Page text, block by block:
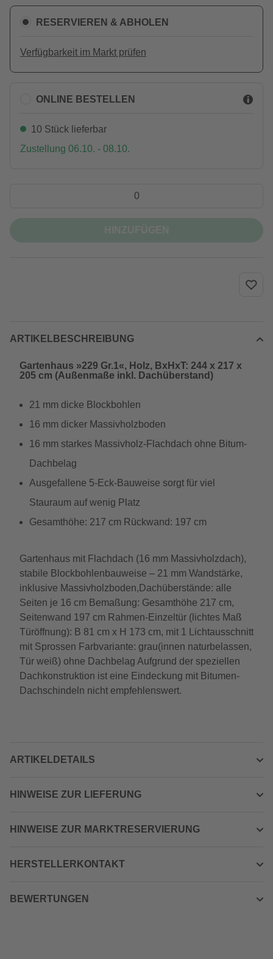
RESERVIEREN & ABHOLEN
Verfügbarkeit im Markt prüfen
ONLINE BESTELLEN
10 Stück lieferbar
Zustellung 06.10. - 08.10.
ARTIKELBESCHREIBUNG
Gartenhaus »229 Gr.1«, Holz, BxHxT: 244 x 217 x
205 cm (Außenmaße inkl. Dachüberstand)
21 mm dicke Blockbohlen
16 mm dicker Massivholzboden
16 mm starkes Massivholz-Flachdach ohne Bitum-
Dachbelag
Ausgefallene 5-Eck-Bauweise sorgt für viel
Stauraum auf wenig Platz
Gesamthöhe: 217 cm Rückwand: 197 cm
Gartenhaus mit Flachdach (16 mm Massivholzdach),
stabile Blockbohlenbauweise – 21 mm Wandstärke,
inklusive Massivholzboden,Dachüberstände: alle
Seiten je 16 cm Bemaßung: Gesamthöhe 217 cm,
Seitenwand 197 cm Rahmen-Einzeltür (lichtes Maß
Türöffnung): B 81 cm x H 173 cm, mit 1 Lichtausschnitt
mit Sprossen Farbvariante: grau(innen naturbelassen,
Tür weiß) ohne Dachbelag Aufgrund der speziellen
Dachkonstruktion ist eine Eindeckung mit Bitumen-
Dachschindeln nicht empfehlenswert.
ARTIKELDETAILS
HINWEISE ZUR LIEFERUNG
HINWEISE ZUR MARKTRESERVIERUNG
HERSTELLERKONTAKT
BEWERTUNGEN